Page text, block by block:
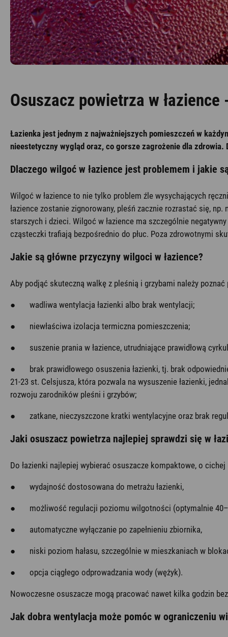
Osuszacz powietrza w
Łazienka jest jednym z najważniejszych pomieszczeń w
nieestetyczny wygląd oraz, co gorsze zagrożenie dla zdrowia.
Dlaczego wilgoć w łazience jest problemem i jakie
Wilgoć w łazience to nie tylko problem źle wysychających
łazience zostanie zignorowany, pleśń zacznie rozrastać się,
starszych i dzieci. Wilgoć w łazience ma szczególnie
cząsteczki trafiają bezpośrednio do płuc. Poza zdrowotnymi
Jakie są główne przyczyny wilgoci w łazience?
Aby podjąć skuteczną walkę z pleśnią i grzybami należy
● wadliwa wentylacja łazienki albo brak wentylacji;
● niewłaściwa izolacja termiczna pomieszczenia;
● suszenie prania w łazience, utrudniające prawidłową
● brak prawidłowego osuszenia łazienki, tj. brak
21-23 st. Celsjusza, która pozwala na wysuszenie łazienki,
rozwoju zarodników pleśni i grzybów;
● zatkane, nieczyszczone kratki wentylacyjne oraz brak
Jaki osuszacz powietrza najlepiej sprawdzi się w
Do łazienki najlepiej wybierać osuszacze kompaktowe, o
● wydajność dostosowana do metrażu łazienki,
● możliwość regulacji poziomu wilgotności (optymalnie
● automatyczne wyłączanie po zapełnieniu zbiornika,
● niski poziom hałasu, szczególnie w mieszkaniach w
● opcja ciągłego odprowadzania wody (wężyk).
Nowoczesne osuszacze mogą pracować nawet kilka godzin
Jak dobra wentylacja może pomóc w ograniczeniu